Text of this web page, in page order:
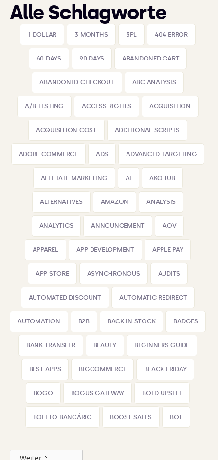
Alle Schlagworte
1 DOLLAR 3 MONTHS 3PL 404 ERROR
60 DAYS 90 DAYS ABANDONED CART
ABANDONED CHECKOUT ABC ANALYSIS
A/B TESTING ACCESS RIGHTS ACQUISITION
ACQUISITION COST ADDITIONAL SCRIPTS
ADOBE COMMERCE ADS ADVANCED TARGETING
AFFILIATE MARKETING AI AKOHUB
ALTERNATIVES AMAZON ANALYSIS
ANALYTICS ANNOUNCEMENT AOV
APPAREL APP DEVELOPMENT APPLE PAY
APP STORE ASYNCHRONOUS AUDITS
AUTOMATED DISCOUNT AUTOMATIC REDIRECT
AUTOMATION B2B BACK IN STOCK BADGES
BANK TRANSFER BEAUTY BEGINNERS GUIDE
BEST APPS BIGCOMMERCE BLACK FRIDAY
BOGO BOGUS GATEWAY BOLD UPSELL
BOLETO BANCÁRIO BOOST SALES BOT
Weiter